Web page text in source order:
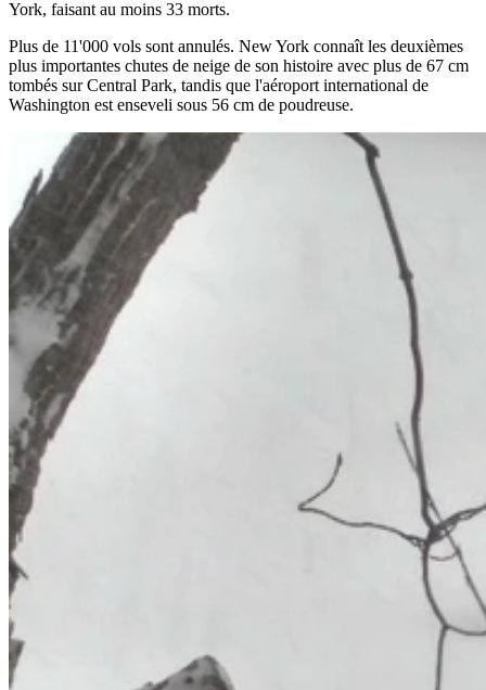
York, faisant au moins 33 morts.
Plus de 11'000 vols sont annulés. New York connaît les deuxièmes
plus importantes chutes de neige de son histoire avec plus de 67 cm
tombés sur Central Park, tandis que l'aéroport international de
Washington est enseveli sous 56 cm de poudreuse.